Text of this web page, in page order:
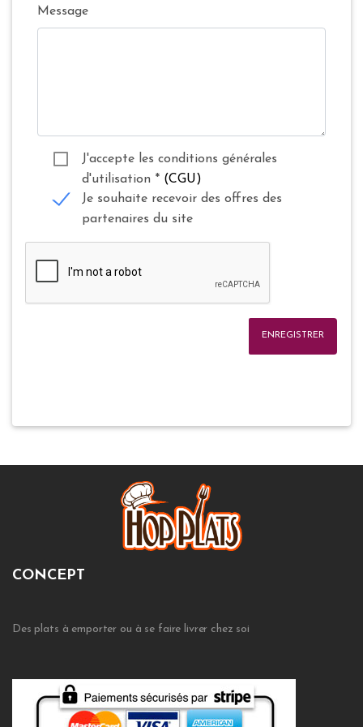
Message
J'accepte les conditions générales
d'utilisation * (CGU)
Je souhaite recevoir des offres des
partenaires du site
ENREGISTRER
CONCEPT
Des plats à emporter ou à se faire livrer chez soi